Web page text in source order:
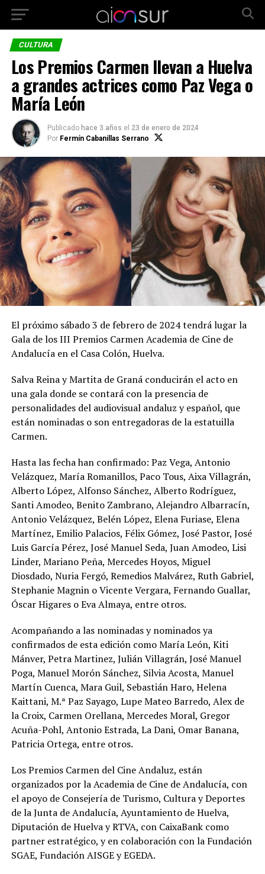
CULTURA
Los Premios Carmen llevan a Huelva
a grandes actrices como Paz Vega o
María León
Publicado hace 3 años el 23 de enero de 2024
Por Fermín Cabanillas Serrano
El próximo sábado 3 de febrero de 2024 tendrá lugar la
Gala de los III Premios Carmen Academia de Cine de
Andalucía en el Casa Colón, Huelva.
Salva Reina y Martita de Graná conducirán el acto en
una gala donde se contará con la presencia de
personalidades del audiovisual andaluz y español, que
están nominadas o son entregadoras de la estatuilla
Carmen.
Hasta las fecha han confirmado: Paz Vega, Antonio
Velázquez, María Romanillos, Paco Tous, Aixa Villagrán,
Alberto López, Alfonso Sánchez, Alberto Rodríguez,
Santi Amodeo, Benito Zambrano, Alejandro Albarracín,
Antonio Velázquez, Belén López, Elena Furiase, Elena
Martínez, Emilio Palacios, Félix Gómez, José Pastor, José
Luis García Pérez, José Manuel Seda, Juan Amodeo, Lisi
Linder, Mariano Peña, Mercedes Hoyos, Miguel
Diosdado, Nuria Fergó, Remedios Malvárez, Ruth Gabriel,
Stephanie Magnin o Vicente Vergara, Fernando Guallar,
Óscar Higares o Eva Almaya, entre otros.
Acompañando a las nominadas y nominados ya
confirmados de esta edición como María León, Kiti
Mánver, Petra Martinez, Julián Villagrán, José Manuel
Poga, Manuel Morón Sánchez, Silvia Acosta, Manuel
Martín Cuenca, Mara Guil, Sebastián Haro, Helena
Kaittani, M.ª Paz Sayago, Lupe Mateo Barredo, Alex de
la Croix, Carmen Orellana, Mercedes Moral, Gregor
Acuña-Pohl, Antonio Estrada, La Dani, Omar Banana,
Patricia Ortega, entre otros.
Los Premios Carmen del Cine Andaluz, están
organizados por la Academia de Cine de Andalucía, con
el apoyo de Consejería de Turismo, Cultura y Deportes
de la Junta de Andalucía, Ayuntamiento de Huelva,
Diputación de Huelva y RTVA, con CaixaBank como
partner estratégico, y en colaboración con la Fundación
SGAE, Fundación AISGE y EGEDA.